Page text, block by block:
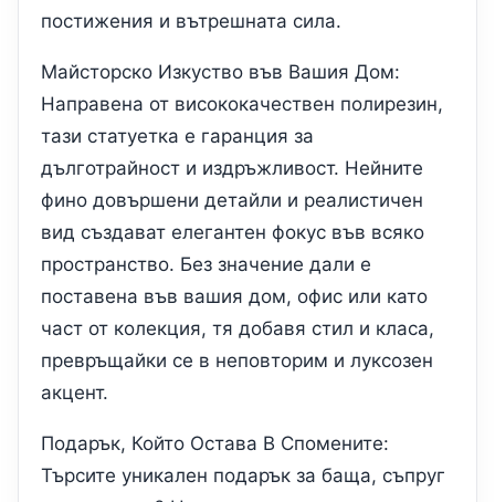
постижения и вътрешната сила.
Майсторско Изкуство във Вашия Дом:
Направена от висококачествен полирезин,
тази статуетка е гаранция за
дълготрайност и издръжливост. Нейните
фино довършени детайли и реалистичен
вид създават елегантен фокус във всяко
пространство. Без значение дали е
поставена във вашия дом, офис или като
част от колекция, тя добавя стил и класа,
превръщайки се в неповторим и луксозен
акцент.
Подарък, Който Остава В Спомените:
Търсите уникален подарък за баща, съпруг